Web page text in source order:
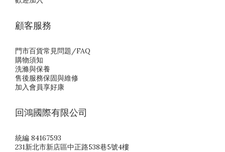
顧客服務
門市百貨常見問題/FAQ
購物須知
洗滌與保養
售後服務保固與維修
加入會員享好康
回鴻國際有限公司
統編 84167593
231新北市新店區中正路538巷5號4樓